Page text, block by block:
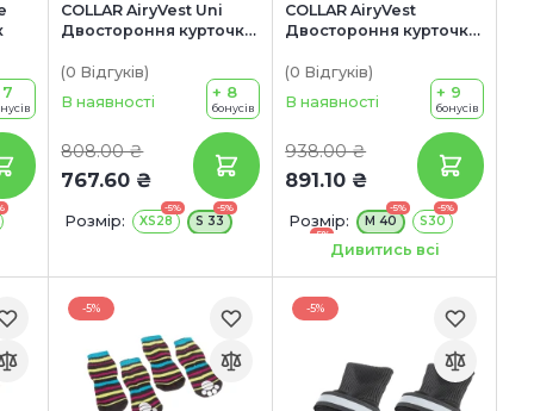
COLLAR AiryVest Uni
Двостороння курточка
(0 Відгуків)
В наявності
808.00 ₴
767.60 ₴
+ 8
бонусів
Розмір:
-5%
XS28
-5%
S 33
COLLAR AiryVest
Двостороння курточка
(0 Відгуків)
В наявності
938.00 ₴
891.10 ₴
+ 9
бонусів
Розмір:
-5%
M 40
-5%
S30
-5%
Дивитись всі
-5% -5%